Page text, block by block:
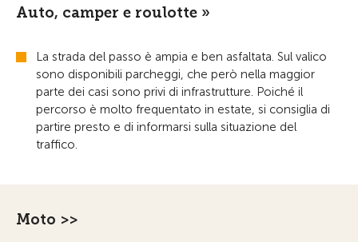
Auto, camper e roulotte »
La strada del passo è ampia e ben asfaltata. Sul valico
sono disponibili parcheggi, che però nella maggior
parte dei casi sono privi di infrastrutture. Poiché il
percorso è molto frequentato in estate, si consiglia di
partire presto e di informarsi sulla situazione del
traffico.
Moto >>